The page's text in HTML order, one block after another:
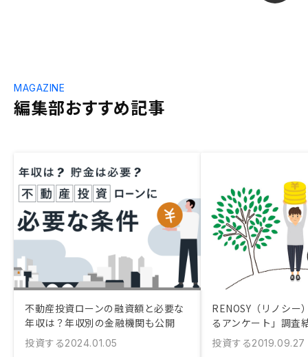
編集部おすすめ記事
MAGAZINE
不動産投資ローンの融資額と必要な
年収は？年収別の金融機関も公開
投資する2024.01.05
RENOSY（リノシー
るアンケート」調査
投資する2019.09.27